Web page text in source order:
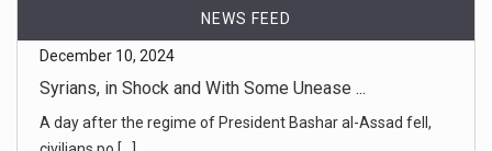
NEWS FEED
December 9, 2024
U.S. Scrambles to Navigate Perils of a ...
The Biden administration is relying on Turkey to convey